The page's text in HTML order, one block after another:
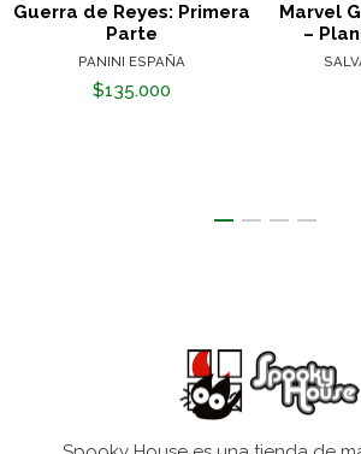
Guerra de Reyes: Primera
Parte
PANINI ESPAÑA
$135.000
Marvel
–